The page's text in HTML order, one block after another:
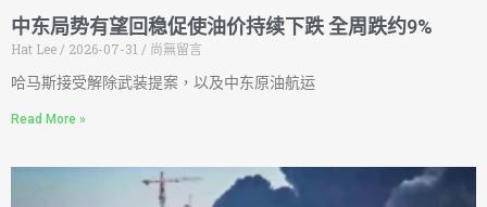
中东局势有望回稳促使油价持续下跌 全周跌约9%
Hat Lee 2026-07-31
尚無留言
哈马斯接受解除武装提案，以及中东原油航运
Read More »